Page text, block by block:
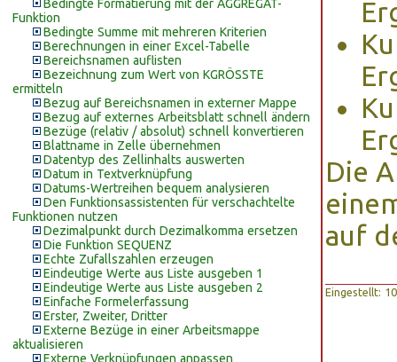
Bedingte Formatierung mit der AGGREGAT-
Funktion
Bedingte Summe mit mehreren Kriterien
Berechnungen in einer Excel-Tabelle
Bereichsnamen auflisten
Bezeichnung zum Wert von KGRÖSSTE
ermitteln
Bezug auf Bereichsnamen in externer Mappe
Bezug auf externes Arbeitsblatt schnell ändern
Bezüge (relativ / absolut) schnell konvertieren
Blattname in Zelle übernehmen
Datentyp des Zellinhalts auswerten
Datum in Textverknüpfung
Datums-Wertreihen bequem analysieren
Den Funktionsassistenten für verschachtelte
Funktionen nutzen
Dezimalpunkt durch Dezimalkomma ersetzen
Die Funktion SEQUENZ
Echte Zufallszahlen erzeugen
Eindeutige Werte aus Liste ausgeben 1
Eindeutige Werte aus Liste ausgeben 2
Einfache Formelerfassung
Erster, Zweiter, Dritter
Externe Bezüge in einer Arbeitsmappe
aktualisieren
Externe Verknüpfungen anpassen
Die
auf
Eingestellt: